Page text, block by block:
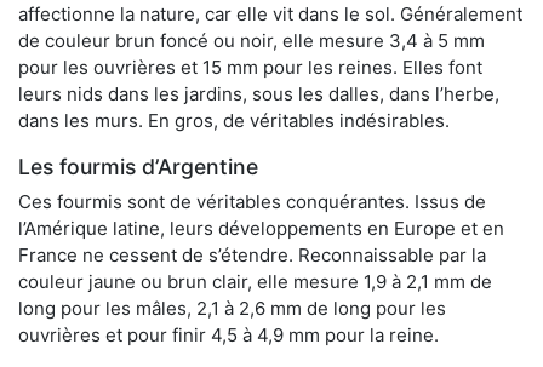
affectionne la nature, car elle vit dans le sol. Généralement
de couleur brun foncé ou noir, elle mesure 3,4 à 5 mm
pour les ouvrières et 15 mm pour les reines. Elles font
leurs nids dans les jardins, sous les dalles, dans l’herbe,
dans les murs. En gros, de véritables indésirables.
Les fourmis d’Argentine
Ces fourmis sont de véritables conquérantes. Issus de
l’Amérique latine, leurs développements en Europe et en
France ne cessent de s’étendre. Reconnaissable par la
couleur jaune ou brun clair, elle mesure 1,9 à 2,1 mm de
long pour les mâles, 2,1 à 2,6 mm de long pour les
ouvrières et pour finir 4,5 à 4,9 mm pour la reine.